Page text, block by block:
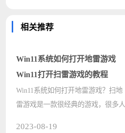
相关推荐
Win11系统如何打开地雷游戏
Win11打开扫雷游戏的教程
Win11系统如何打开地雷游戏？扫地
雷游戏是一款很经典的游戏，很多人
2023-08-19